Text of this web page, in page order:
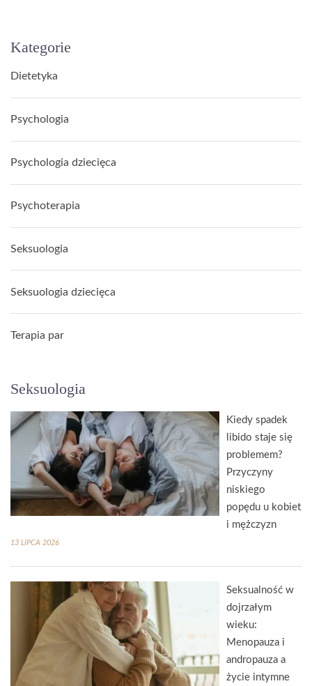
Kategorie
Dietetyka
Psychologia
Psychologia dziecięca
Psychoterapia
Seksuologia
Seksuologia dziecięca
Terapia par
Seksuologia
Kiedy spadek
libido staje się
problemem?
Przyczyny
niskiego
popędu u kobiet
i mężczyzn
13 LIPCA 2026
Seksualność w
dojrzałym
wieku:
Menopauza i
andropauza a
życie intymne